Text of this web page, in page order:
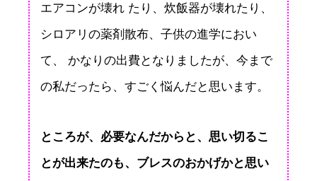
エアコンが壊れ たり、炊飯器が壊れたり、
シロアリの薬剤散布、子供の進学におい
て、 かなりの出費となりましたが、今まで
の私だったら、すごく悩んだと思います。
ところが、必要なんだからと、思い切るこ
とが出来たのも、ブレスのおかげかと思い